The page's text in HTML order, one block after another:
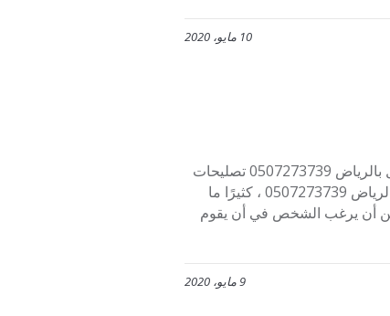
10 مايو، 2020
شركة أفنان لترميم المنازل بالرياض افضل شركة أفنان في ترميم المنازل بالرياض 0507273739 تصليحات
و تجديد ديكورات المنازل القديمة و خصم خاص . لأن شركة ترميم منازل بالرياض 0507273739 ، كثيرًا ما
أن يرغب الشخص في أن يقوم
9 مايو، 2020